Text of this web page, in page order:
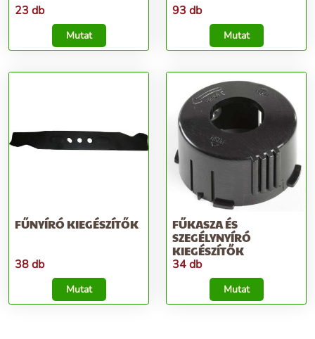
23 db
Mutat
93 db
Mutat
FŰNYÍRÓ KIEGÉSZÍTŐK
38 db
Mutat
FŰKASZA ÉS
SZEGÉLYNYÍRÓ
KIEGÉSZÍTŐK
34 db
Mutat